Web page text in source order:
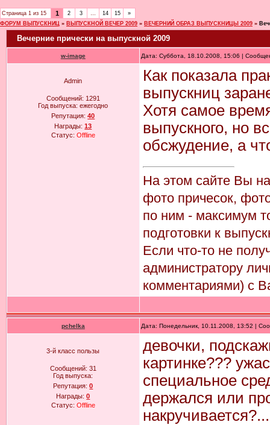
Страница 1 из 15 1 2 3 … 14 15
»
ФОРУМ ВЫПУСКНИЦ » ВЫПУСКНОЙ ВЕЧЕР 2009 » ВЕЧЕРНИЙ ОБРАЗ ВЫПУСКНИЦЫ 2009 »
Вечерние прически на выпускной 2009
w-image Дата: Суббота, 18.10.2008, 15:06 |
Admin
Сообщений: 1291
Год выпуска:ежегодно
Репутация:40
Награды:13
Статус: Offline
Как показала
выпускниц
Хотя самое
выпускного, но
обсжудение, а
На этом сайте Вы
фото причесок,
по ним - максимум
подготовки к
Если что-то не
администратору
комментариями) с
pchelka Дата: Понедельник, 10.11.2008, 13:52 |
3-й класс пользы
Сообщений: 31
Год выпуска:
Репутация:0
Награды:0
Статус: Offline
девочки,
картинке???
специальное
держался или